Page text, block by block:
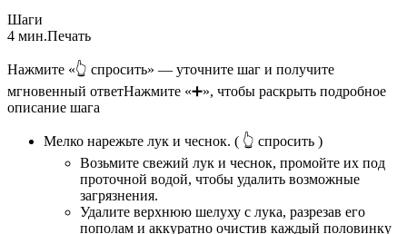
Шаги
4 мин.Печать
Нажмите «👆 спросить» — уточните шаг и получите
мгновенный ответНажмите «➕», чтобы раскрыть подробное
описание шага
Мелко нарежьте лук и чеснок. ( 👆 спросить )
Возьмите свежий лук и чеснок, промойте их под
проточной водой, чтобы удалить возможные
загрязнения.
Удалите верхнюю шелуху с лука, разрезав его
пополам и аккуратно очистив каждый половинку